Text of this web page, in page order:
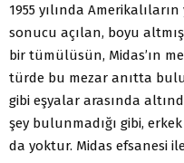
1955 yılında
sonucu açılan, boyu
bir tümülüsün, Midas’ın
türde bu mezar anıtta
gibi eşyalar arasında
şey bulunmadığı gibi,
da yoktur. Midas efsanesi